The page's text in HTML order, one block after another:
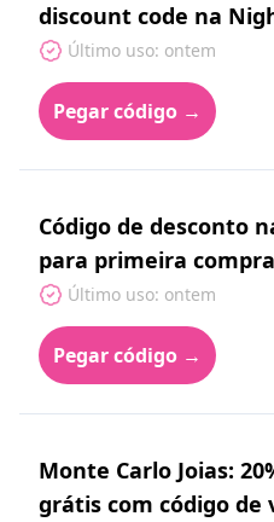
discount code na
Último uso: ontem
Pegar código →
Código de desconto
para primeira compra
Último uso: ontem
Pegar código →
Monte Carlo Joias:
grátis com código de